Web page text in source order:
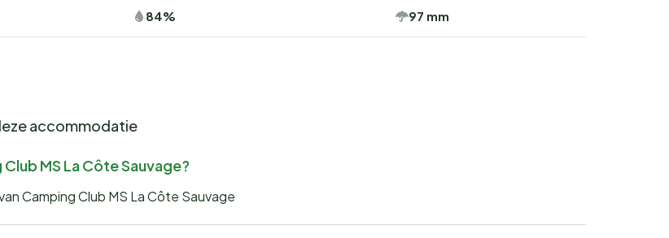
84% 97 mm
accommodatie
MS La Côte Sauvage?
Camping Club MS La Côte Sauvage